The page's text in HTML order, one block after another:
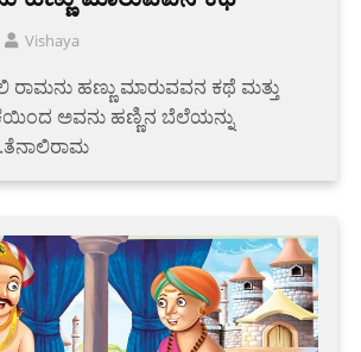
Vishaya
ರಾಮನು ಹಣ್ಣು ಮಾರುವವನ ಕಥೆ ಮತ್ತು
ಅವನು ಹಣ್ಣಿನ ಬೆಲೆಯನ್ನು